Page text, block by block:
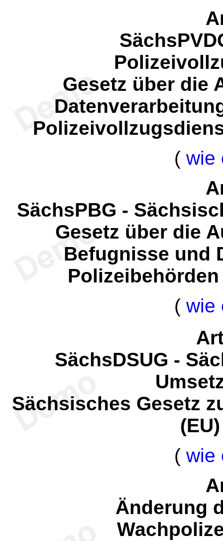
Gesetz über die
( wie
SächsPBG -
Gesetz über die
Befugnisse und
( wie
SächsDSUG -
Sächsisches Gesetz
( wie
Änderung